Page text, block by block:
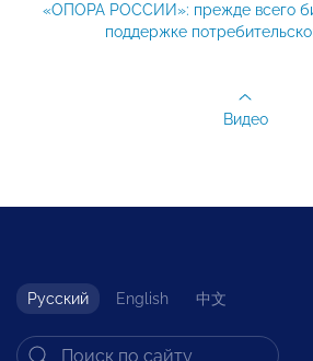
«ОПОРА РОССИИ»: прежде всего
поддержке
Видео
Русский English 中文